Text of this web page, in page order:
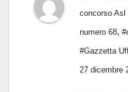
concorso Asl
numero 68,
#Gazzetta
27 dicembre